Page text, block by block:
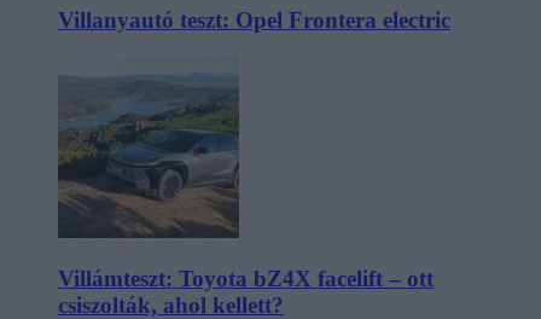
Villanyautó teszt: Opel Frontera electric
Villámteszt: Toyota bZ4X facelift – ott
csiszolták, ahol kellett?